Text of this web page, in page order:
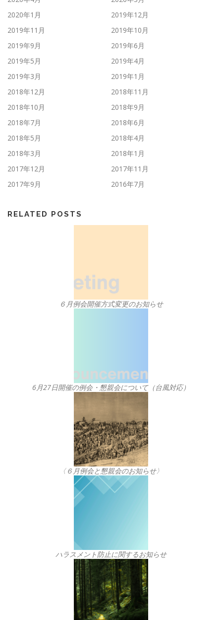
2020年1月
2019年12月
2019年11月
2019年10月
2019年9月
2019年6月
2019年5月
2019年4月
2019年3月
2019年1月
2018年12月
2018年11月
2018年10月
2018年9月
2018年7月
2018年6月
2018年5月
2018年4月
2018年3月
2018年1月
2017年12月
2017年11月
2017年9月
2016年7月
RELATED POSTS
６月例会開催方式変更のお知らせ
6月27日開催の例会・懇親会について（台風対応）
〈６月例会と懇親会のお知らせ〉
ハラスメント防止に関するお知らせ